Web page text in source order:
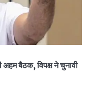
बैठक, विपक्ष ने चुनावी